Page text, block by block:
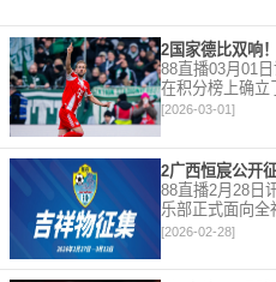
88直播03月01
在积分榜上确立
演双响。 本赛
在到目前为止保
[2026-03-01]
88直播2月28日
乐部正式面向全
要求 1. 主体形
[2026-02-28]